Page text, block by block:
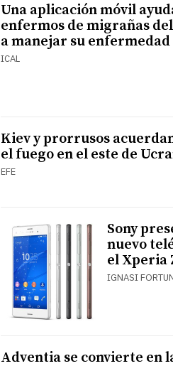
Una aplicación móvil
enfermos de migrañas
a manejar su enfermedad
ICAL
Kiev y prorrusos
el fuego en el este de
EFE
Sony
nuevo
el Xperia
IGNASI
Adventia se convierte en